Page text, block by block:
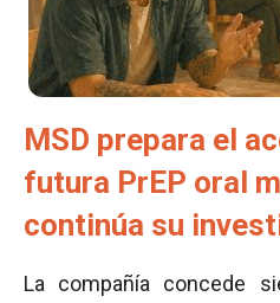
MSD prepara el
futura PrEP oral
continúa su
La compañía concede